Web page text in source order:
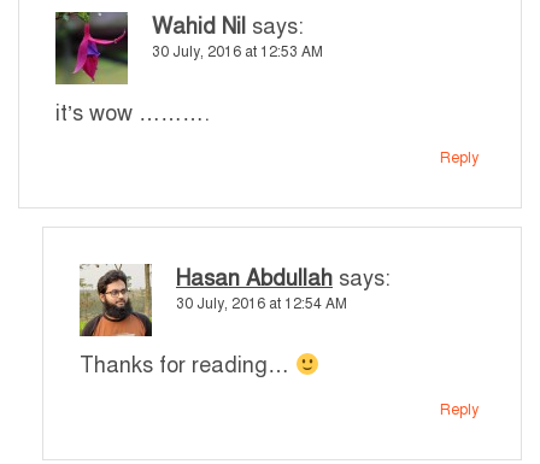
Wahid Nil says:
30 July, 2016 at 12:53 AM
it’s wow ……….
Reply
Hasan Abdullah says:
30 July, 2016 at 12:54 AM
Thanks for reading…
Reply